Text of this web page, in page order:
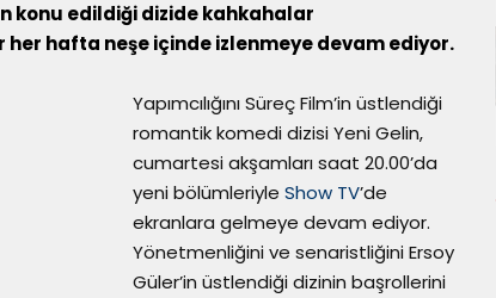
konu edildiği dizide kahkahalar
hafta neşe içinde izlenmeye devam ediyor.
Yapımcılığını Süreç Film’in üstlendiği
romantik komedi dizisi Yeni Gelin,
cumartesi akşamları saat 20.00’da
yeni bölümleriyle Show TV’de
ekranlara gelmeye devam ediyor.
Yönetmenliğini ve senaristliğini Ersoy
Güler’in üstlendiği dizinin başrollerini